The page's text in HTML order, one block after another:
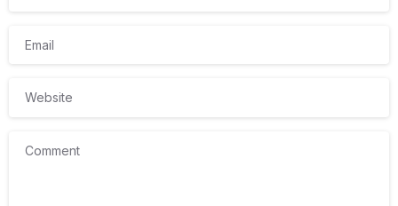
Email
Website
Comment